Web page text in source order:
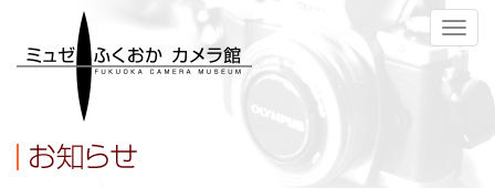
メ
ニ